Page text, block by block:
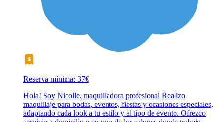
Reserva mínima: 37€
Hola! Soy Nicolle, maquilladora profesional Realizo
maquillaje para bodas, eventos, fiestas y ocasiones especiales,
adaptando cada look a tu estilo y al tipo de evento. Ofrezco